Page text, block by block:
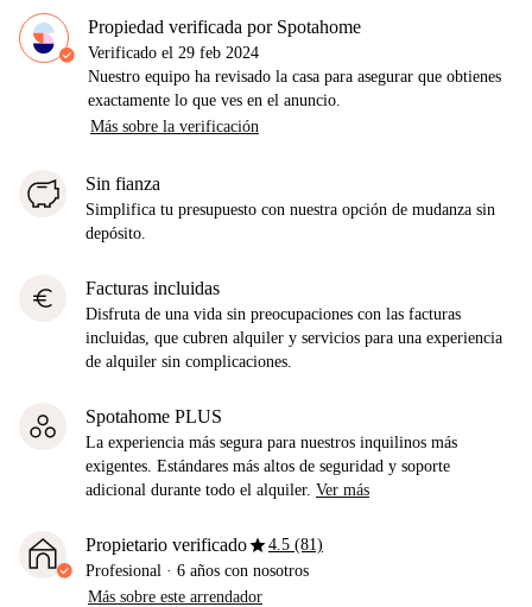
Propiedad verificada por Spotahome
Verificado el 29 feb 2024
Nuestro equipo ha revisado la casa para asegurar que obtienes
exactamente lo que ves en el anuncio.
Más sobre la verificación
Sin fianza
Simplifica tu presupuesto con nuestra opción de mudanza sin
depósito.
euro Facturas incluidas
Disfruta de una vida sin preocupaciones con las facturas
incluidas, que cubren alquiler y servicios para una experiencia
de alquiler sin complicaciones.
Spotahome PLUS
La experiencia más segura para nuestros inquilinos más
exigentes. Estándares más altos de seguridad y soporte
adicional durante todo el alquiler. Ver más
Propietario verificadostar4.5 (81)
Profesional · 6 años con nosotros
Más sobre este arrendador